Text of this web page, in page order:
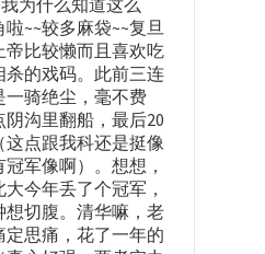
为什么知道这么
~~较多麻袋~~复旦
帝比较懒而且喜欢吃
杀的戏码。此前三连
骑绝尘，毫不费
沟里翻船，最后20
点跟我科还是挺像
军像啊）。想想，
今年丢了个冠军，
切腹。清华嘛，老
思痛，花了一年的